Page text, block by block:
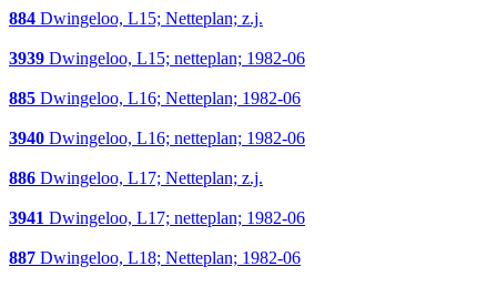
884 Dwingeloo, L15; Netteplan; z.j.
3939 Dwingeloo, L15; netteplan; 1982-06
885 Dwingeloo, L16; Netteplan; 1982-06
3940 Dwingeloo, L16; netteplan; 1982-06
886 Dwingeloo, L17; Netteplan; z.j.
3941 Dwingeloo, L17; netteplan; 1982-06
887 Dwingeloo, L18; Netteplan; 1982-06